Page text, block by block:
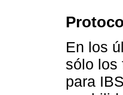
En los
sólo los
para